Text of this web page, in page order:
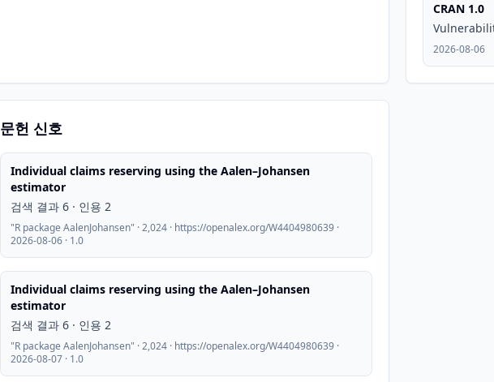
CRAN 1.0
2026-08-06
문헌 신호
Individual claims reserving using the Aalen–Johansen
estimator
검색 결과 6 · 인용 2
"R package AalenJohansen" · 2,024 · https://openalex.org/W4404980639 ·
2026-08-06 · 1.0
Individual claims reserving using the Aalen–Johansen
estimator
검색 결과 6 · 인용 2
"R package AalenJohansen" · 2,024 · https://openalex.org/W4404980639 ·
2026-08-07 · 1.0